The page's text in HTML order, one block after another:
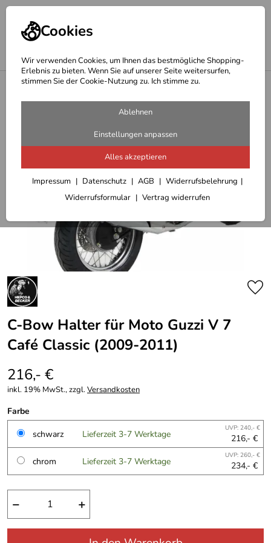
Cookies
Wir verwenden Cookies, um Ihnen das bestmögliche Shopping-
Erlebnis zu bieten. Wenn Sie auf unserer Seite weitersurfen,
stimmen Sie der Cookie-Nutzung zu. Ich stimme zu.
Ablehnen
Einstellungen anpassen
Alles akzeptieren
Impressum Datenschutz AGB
Widerrufsbelehrung
Widerrufsformular
Vertrag widerrufen
Hepco Becker Träger
C-Bow Halter für Moto Guzzi V 7
Café Classic (2009-2011)
216,- €
inkl. 19% MwSt., zzgl.Versandkosten
Farbe
schwarz
Lieferzeit 3-7 Werktage UVP: 240,- €
216,- €
chrom
Lieferzeit 3-7 Werktage UVP: 260,- €
234,- €
− +